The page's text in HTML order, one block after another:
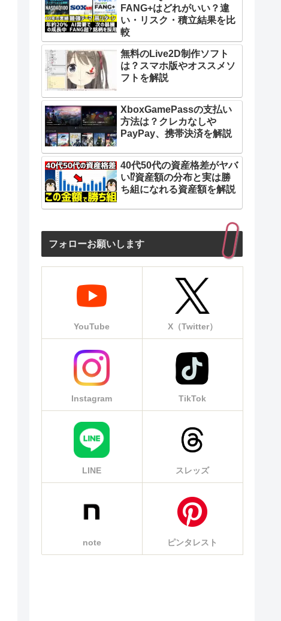
FANG+はどれがいい？違
い・リスク・積立結果を比
較
無料のLive2D制作ソフト
は？スマホ版やオススメソ
フトを解説
XboxGamePassの支払い
方法は？クレカなしや
PayPay、携帯決済を解説
40代50代の資産格差がヤバ
い⁉︎資産額の分布と実は勝
ち組になれる資産額を解説
フォローお願いします
YouTube X（Twitter）
Instagram TikTok
LINE スレッズ
note ピンタレスト